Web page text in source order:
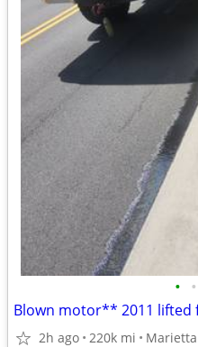
• •
Blown motor** 2011 lifted
2h ago 220k mi Marietta